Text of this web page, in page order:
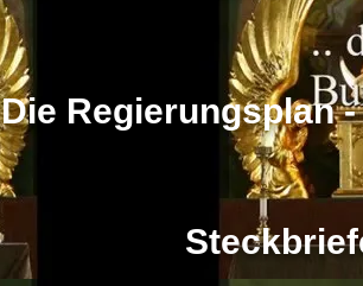
Die Regierungsplan